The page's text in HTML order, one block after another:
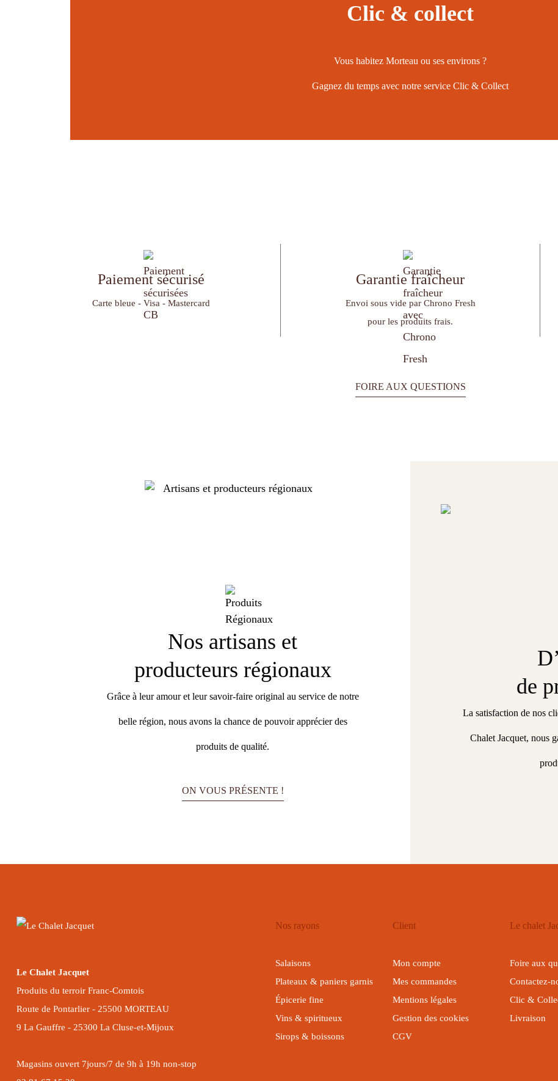
Clic & collect
Vous habitez Morteau ou ses environs ?
Gagnez du temps avec notre service Clic & Collect
Paiement sécurisé
Carte bleue - Visa - Mastercard
Garantie fraîcheur
Envoi sous vide par Chrono Fresh
pour les produits frais.
FOIRE AUX QUESTIONS
Nos artisans et
producteurs régionaux
Grâce à leur amour et leur savoir-faire original au service de notre
belle région, nous avons la chance de pouvoir apprécier des
produits de qualité.
ON VOUS PRÉSENTE !
de
La satisfaction de nos
Chalet Jacquet, nous
Le Chalet Jacquet
Produits du terroir Franc-Comtois
Route de Pontarlier - 25500 MORTEAU
9 La Gauffre - 25300 La Cluse-et-Mijoux
Magasins ouvert 7jours/7 de 9h à 19h non-stop
Nos rayons
Salaisons
Plateaux & paniers garnis
Épicerie fine
Vins & spiritueux
Sirops & boissons
Client
Mon compte
Mes commandes
Mentions légales
Gestion des cookies
CGV
Le chalet
Foire aux
Contactez-
Clic &
Livraison